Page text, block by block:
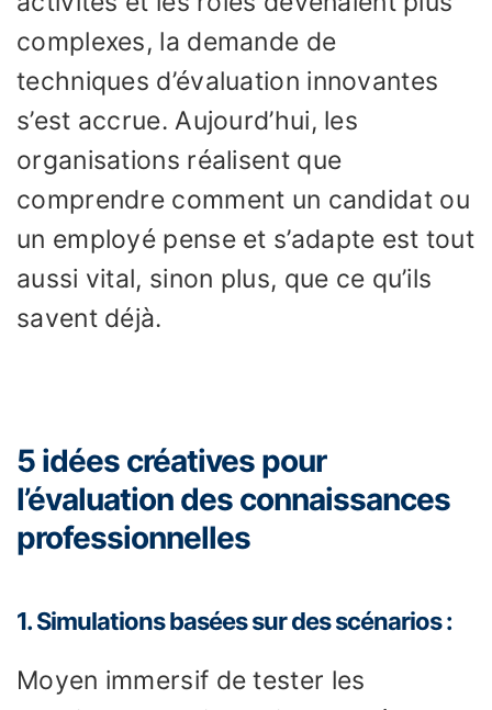
complexes, la demande de
techniques d’évaluation innovantes
s’est accrue. Aujourd’hui, les
organisations réalisent que
comprendre comment un candidat ou
un employé pense et s’adapte est tout
aussi vital, sinon plus, que ce qu’ils
savent déjà.
5 idées créatives pour
l’évaluation des connaissances
professionnelles
1. Simulations basées sur des scénarios :
Moyen immersif de tester les